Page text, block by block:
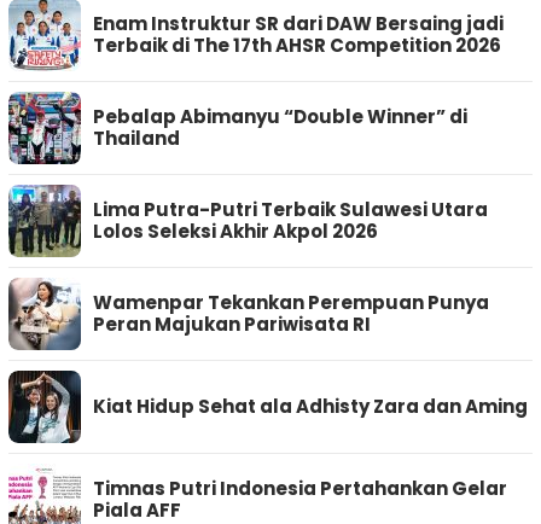
Enam Instruktur SR dari DAW Bersaing jadi
Terbaik di The 17th AHSR Competition 2026
Pebalap Abimanyu “Double Winner” di
Thailand
Lima Putra-Putri Terbaik Sulawesi Utara
Lolos Seleksi Akhir Akpol 2026
Wamenpar Tekankan Perempuan Punya
Peran Majukan Pariwisata RI
Kiat Hidup Sehat ala Adhisty Zara dan Aming
Timnas Putri Indonesia Pertahankan Gelar
Piala AFF